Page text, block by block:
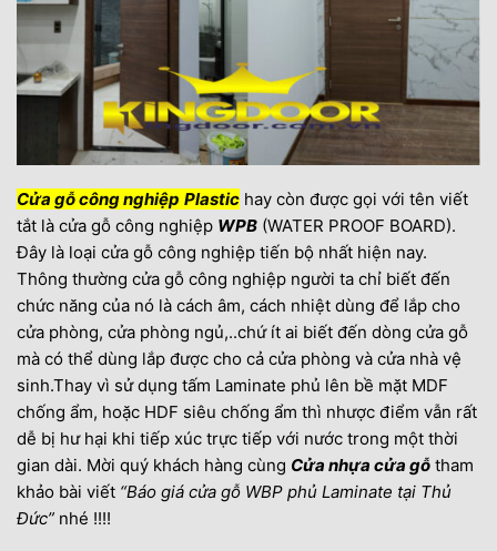
Cửa gỗ công nghiệp Plastic hay còn được gọi với tên viết
tắt là cửa gỗ công nghiệp WPB (WATER PROOF BOARD).
Đây là loại cửa gỗ công nghiệp tiến bộ nhất hiện nay.
Thông thường cửa gỗ công nghiệp người ta chỉ biết đến
chức năng của nó là cách âm, cách nhiệt dùng để lắp cho
cửa phòng, cửa phòng ngủ,..chứ ít ai biết đến dòng cửa gỗ
mà có thể dùng lắp được cho cả cửa phòng và cửa nhà vệ
sinh.Thay vì sử dụng tấm Laminate phủ lên bề mặt MDF
chống ẩm, hoặc HDF siêu chống ẩm thì nhược điểm vẫn rất
dễ bị hư hại khi tiếp xúc trực tiếp với nước trong một thời
gian dài. Mời quý khách hàng cùng Cửa nhựa cửa gỗ tham
khảo bài viết “Báo giá cửa gỗ WBP phủ Laminate tại Thủ
Đức” nhé !!!!